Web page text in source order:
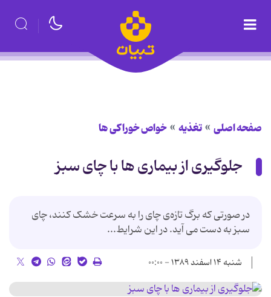
صفحه اصلی تغذیه خواص خوراكی ها
جلوگیری از بیماری ها با چای سبز
در صورتی که برگ تازه‌ی چای را به سرعت خشک کنند، چای
سبز به ‌دست می ‌آید. در این شرایط...
شنبه ۱۴ اسفند ۱۳۸۹ - ۰۰:۰۰